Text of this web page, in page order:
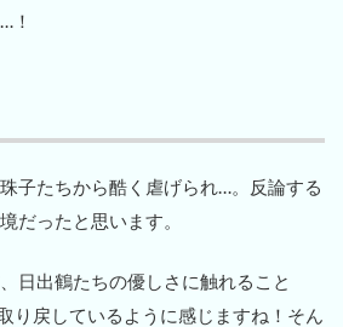
！
子たちから酷く虐げられ…。反論する
だったと思います。
日出鶴たちの優しさに触れること
り戻しているように感じますね！そん